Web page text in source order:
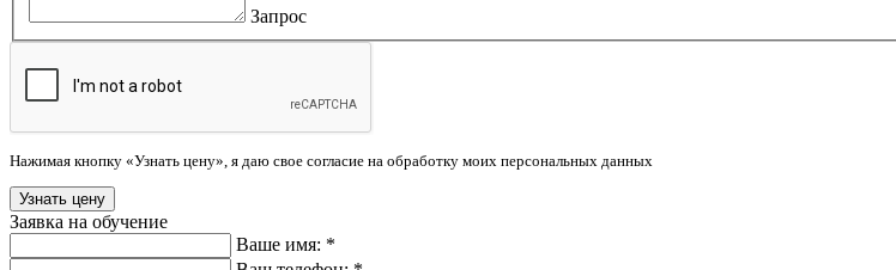
Запрос
Нажимая кнопку «Узнать цену», я даю свое согласие на обработку моих персональных данных
Заявка на обучение
Ваше имя: *